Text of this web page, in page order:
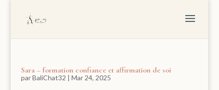
Sara – formation confiance et affirmation de soi
parBaliChat32 | Mar 24, 2025